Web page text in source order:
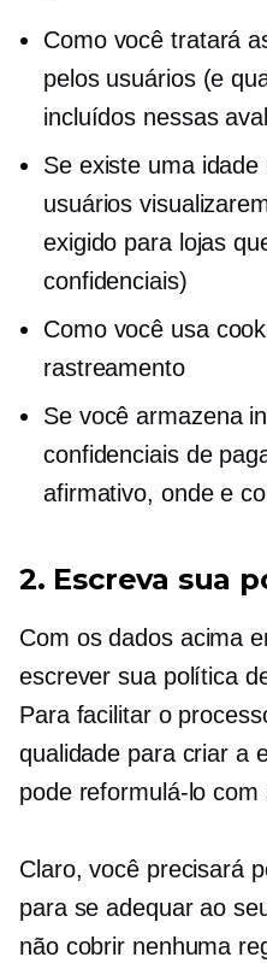
Como você tratará
pelos usuários (e
incluídos nessas
Se existe uma
usuários
exigido para lojas
confidenciais)
Como você usa
rastreamento
Se você armazena
confidenciais de
afirmativo, onde e
2. Escreva sua
Com os dados acima
escrever sua política
Para facilitar o
qualidade para criar a
pode reformulá-lo
Claro, você precisará
para se adequar ao
não cobrir nenhuma